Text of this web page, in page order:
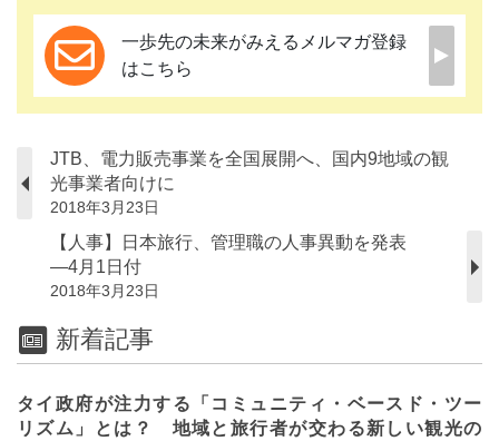
一歩先の未来がみえるメルマガ登録
はこちら
JTB、電力販売事業を全国展開へ、国内9地域の観
光事業者向けに
2018年3月23日
【人事】日本旅行、管理職の人事異動を発表
―4月1日付
2018年3月23日
新着記事
タイ政府が注力する「コミュニティ・ベースド・ツー
リズム」とは？ 地域と旅行者が交わる新しい観光の